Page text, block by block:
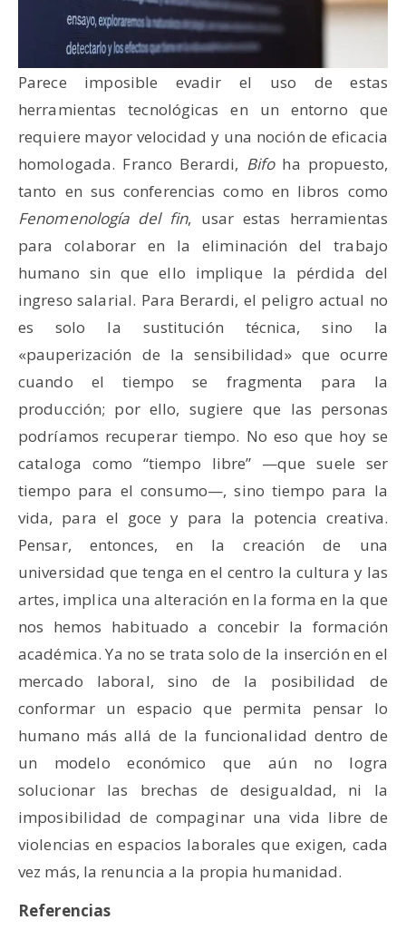
Parece imposible evadir el uso de estas
herramientas tecnológicas en un entorno que
requiere mayor velocidad y una noción de eficacia
homologada. Franco Berardi, Bifoha propuesto,
tanto en sus conferencias como en libros como
Fenomenología del fin, usar estas herramientas
para colaborar en la eliminación del trabajo
humano sin que ello implique la pérdida del
ingreso salarial. Para Berardi, el peligro actual no
es solo la sustitución técnica, sino la
«pauperización de la sensibilidad» que ocurre
cuando el tiempo se fragmenta para la
producción; por ello, sugiere que las personas
podríamos recuperar tiempo. No eso que hoy se
cataloga como “tiempo libre” —que suele ser
tiempo para el consumo—, sino tiempo para la
vida, para el goce y para la potencia creativa.
Pensar, entonces, en la creación de una
universidad que tenga en el centro la cultura y las
artes, implica una alteración en la forma en la que
nos hemos habituado a concebir la formación
académica. Ya no se trata solo de la inserción en el
mercado laboral, sino de la posibilidad de
conformar un espacio que permita pensar lo
humano más allá de la funcionalidad dentro de
un modelo económico que aún no logra
solucionar las brechas de desigualdad, ni la
imposibilidad de compaginar una vida libre de
violencias en espacios laborales que exigen, cada
vez más, la renuncia a la propia humanidad.
Referencias